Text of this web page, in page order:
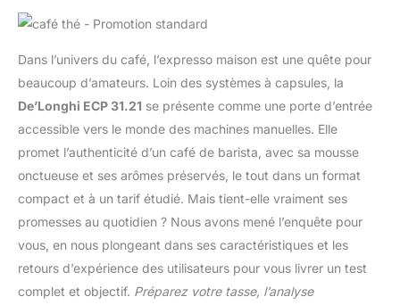
Dans l’univers du café, l’expresso maison est une quête pour
beaucoup d’amateurs. Loin des systèmes à capsules, la
De’Longhi ECP 31.21 se présente comme une porte d’entrée
accessible vers le monde des machines manuelles. Elle
promet l’authenticité d’un café de barista, avec sa mousse
onctueuse et ses arômes préservés, le tout dans un format
compact et à un tarif étudié. Mais tient-elle vraiment ses
promesses au quotidien ? Nous avons mené l’enquête pour
vous, en nous plongeant dans ses caractéristiques et les
retours d’expérience des utilisateurs pour vous livrer un test
complet et objectif. Préparez votre tasse, l’analyse